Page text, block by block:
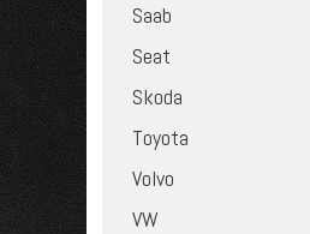
Saab
Seat
Skoda
Toyota
Volvo
VW